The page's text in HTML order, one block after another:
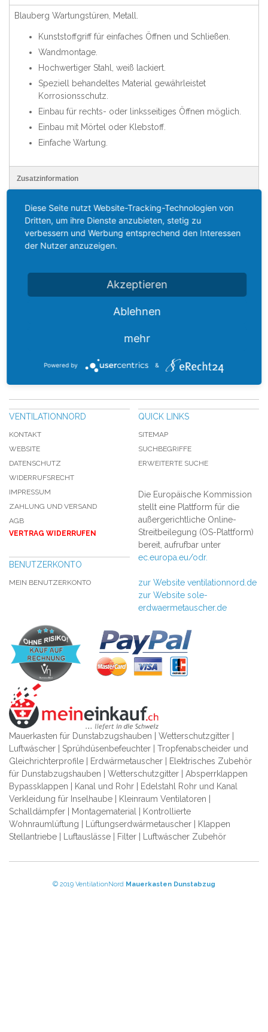
Blauberg Wartungstüren, Metall.
Kunststoffgriff für einfaches Öffnen und Schließen.
Wandmontage.
Hochwertiger Stahl, weiß lackiert.
Speziell behandeltes Material gewährleistet
Korrosionsschutz.
Einbau für rechts- oder linksseitiges Öffnen möglich.
Einbau mit Mörtel oder Klebstoff.
Einfache Wartung.
Zusatzinformation
KATEGORIEN
VENTILATIONNORD
KONTAKT
WEBSITE
DATENSCHUTZ
WIDERRUFSRECHT
IMPRESSUM
ZAHLUNG UND VERSAND
AGB
VERTRAG WIDERRUFEN
QUICK LINKS
SITEMAP
SUCHBEGRIFFE
ERWEITERTE SUCHE
BENUTZERKONTO
MEIN BENUTZERKONTO
Die Europäische Kommission
stellt eine Plattform für die
außergerichtliche Online-
Streitbeilegung (OS-Plattform)
bereit, aufrufbar unter
ec.europa.eu/odr.
zur Website ventilationnord.de
zur Website sole-
erdwaermetauscher.de
Mauerkasten für Dunstabzugshauben | Wetterschutzgitter |
Luftwäscher | Sprühdüsenbefeuchter | Tropfenabscheider und
Gleichrichterprofile | Erdwärmetauscher | Elektrisches Zubehör
für Dunstabzugshauben | Wetterschutzgitter | Absperrklappen
Bypassklappen | Kanal und Rohr | Edelstahl Rohr und Kanal
Verkleidung für Inselhaube | Kleinraum Ventilatoren |
Schalldämpfer | Montagematerial | Kontrollierte
Wohnraumlüftung | Lüftungserdwärmetauscher | Klappen
Stellantriebe | Luftauslässe | Filter | Luftwäscher Zubehör
© 2019 VentilationNord Mauerkasten Dunstabzug
Diese Seite nutzt Website-Tracking-Technologien von
Dritten, um ihre Dienste anzubieten, stetig zu
verbessern und Werbung entsprechend den Interessen
der Nutzer anzuzeigen.
Akzeptieren
Ablehnen
mehr
Powered by &